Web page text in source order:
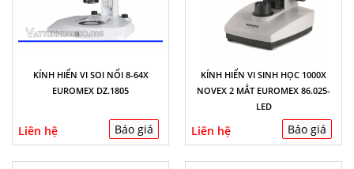
KÍNH HIỂN VI SOI NỔI 8-64X
EUROMEX DZ.1805
Liên hệ Báo giá
KÍNH HIỂN VI SINH HỌC 1000X
NOVEX 2 MẮT EUROMEX 86.025-
LED
Liên hệ Báo giá